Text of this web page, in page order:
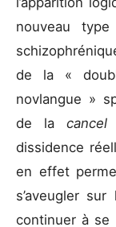
nouveau
de la «
novlangue »
de la
dissidence
en effet
s’aveugler
continuer à